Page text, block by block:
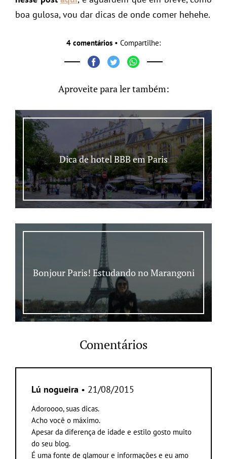
boa gulosa, vou dar dicas de onde comer hehehe.
4 comentários • Compartilhe:
Aproveite para ler também:
Dica de hotel BBB em Paris
Bonjour Paris! Estudando no Marangoni
Comentários
Lú nogueira • 21/08/2015
Adoroooo, suas dicas.
Acho você o máximo.
Apesar da diferença de idade e estilo gosto muito
do seu blog.
É uma fonte de glamour e informações e eu amo